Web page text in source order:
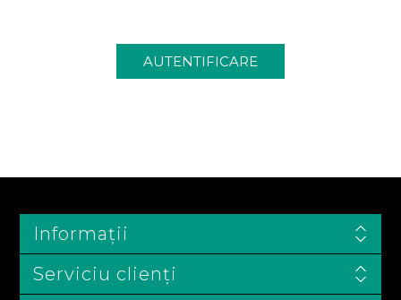
Informații
Serviciu clienți